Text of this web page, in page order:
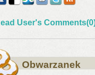
User's
Obwarzanek